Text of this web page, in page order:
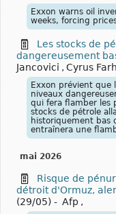
Exxon warns oil
weeks, forcing
Les stocks de
dangereusement
Jancovici , Cyrus
Exxon prévient que
niveaux
qui fera flamber les
stocks de pétrole
historiquement bas
entraînera une
mai 2026
Risque de
détroit d'Ormuz,
(29/05) - Afp ,